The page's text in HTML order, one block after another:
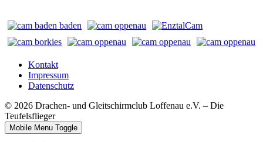
Kontakt
Impressum
Datenschutz
© 2026 Drachen- und Gleitschirmclub Loffenau e.V. – Die
Teufelsflieger
Mobile Menu Toggle